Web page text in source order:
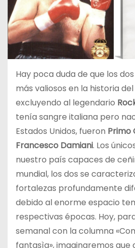
Hay poca duda de que los
más valiosos en la historia
excluyendo al legendario
tenía sangre italiana pero
Estados Unidos, fueron Primo
Francesco Damiani. Los
nuestro país capaces de
mundial, los dos se
fortalezas profundamente
debido al enorme espacio
respectivas épocas. Hoy,
semanal con la columna
fantasìa», imaginaremos que